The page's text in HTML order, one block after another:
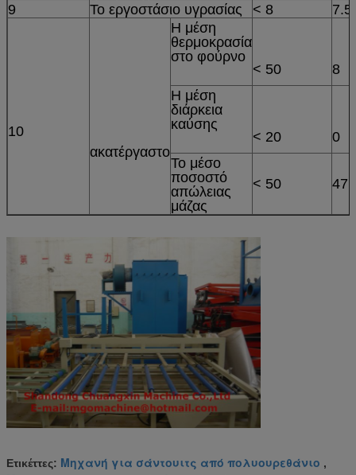
9 Το εργοστάσιο υγρασίας < 8 7.5
10
ακατέργαστο
Η μέση
θερμοκρασία
στο φούρνο
< 50
8
Η μέση
διάρκεια
καύσης
< 20
0
Το μέσο
ποσοστό
απώλειας
μάζας
< 50
Ετικέττες: Μηχανή για σάντουιτς από πολυουρεθάνιο ,